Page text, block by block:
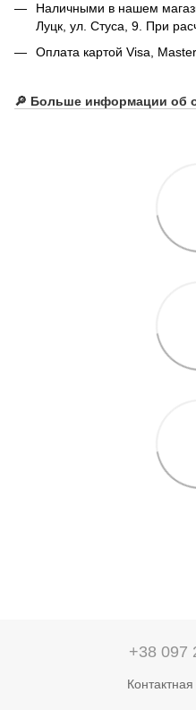
Наличными в нашем
Луцк, ул. Стуса, 9. При
Оплата картой Visa,
🔎 Больше информации об
+38 097